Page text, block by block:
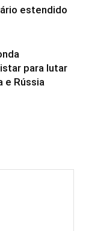
estendido
para lutar
e Rússia